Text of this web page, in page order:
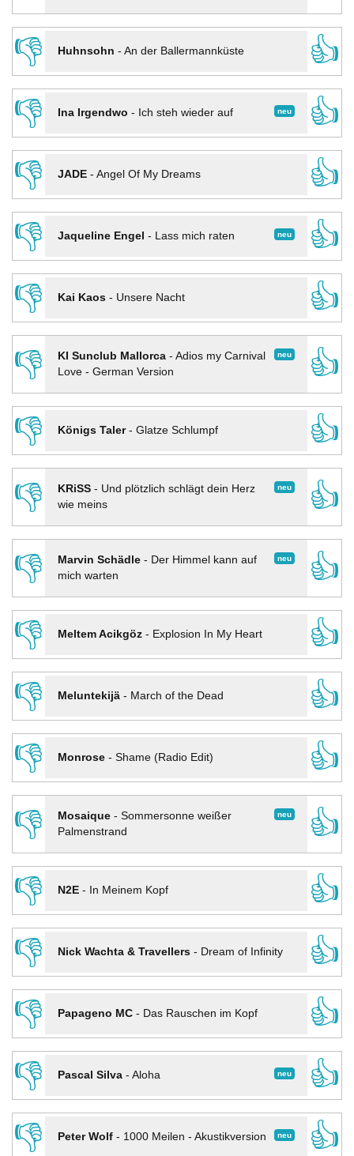
👎
Huhnsohn - An der Ballermannküste
👍
👎
neu
Ina Irgendwo - Ich steh wieder auf
👍
👎
JADE- Angel Of My Dreams
👍
👎
neu
Jaqueline Engel - Lass mich raten
👍
👎
Kai Kaos- Unsere Nacht
👍
👎
neu
KI Sunclub Mallorca- Adios my Carnival
Love - German Version
👍
👎
Königs Taler- Glatze Schlumpf
👍
👎
neu
KRiSS- Und plötzlich schlägt dein Herz
wie meins
👍
👎 neu
Marvin Schädle- Der Himmel kann auf
mich warten
👍
👎
Meltem Acikgöz- Explosion In My Heart
👍
👎
Meluntekijä- March of the Dead
👍
👎
Monrose- Shame (Radio Edit)
👍
👎
neu
Mosaique- Sommersonne weißer
Palmenstrand
👍
👎
N2E- In Meinem Kopf
👍
👎
Nick Wachta & Travellers- Dream of Infinity
👍
👎
Papageno MC- Das Rauschen im Kopf
👍
👎
neu
Pascal Silva- Aloha
👍
👎
neu
Peter Wolf- 1000 Meilen - Akustikversion
👍